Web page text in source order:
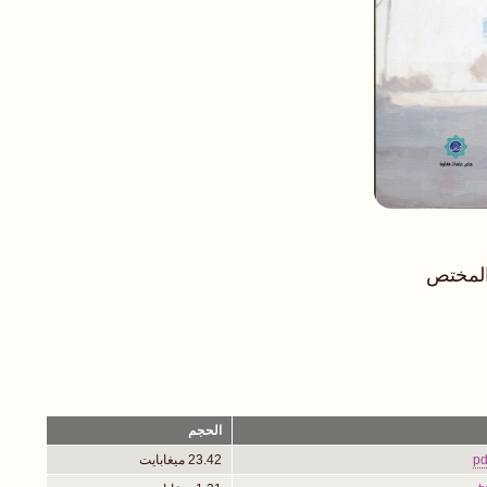
الحجم
23.42 ميغابايت